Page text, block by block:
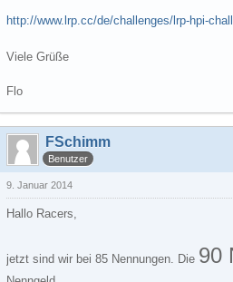
http://www.lrp.cc/de/challenges/lrp-hpi-
Viele Grüße
Flo
FSchimm
Benutzer
9. Januar 2014
Hallo Racers,
jetzt sind wir bei 85 Nennungen. Die 90